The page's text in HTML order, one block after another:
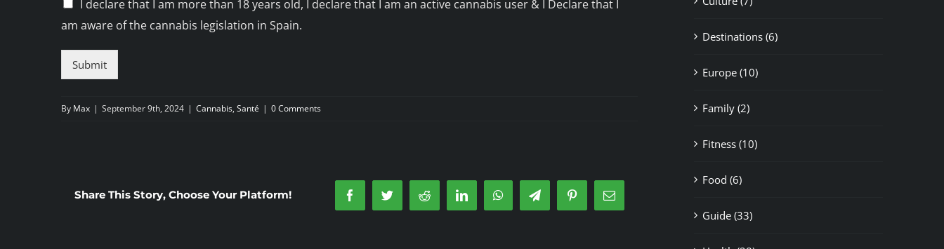
e
o
e
I declare that I am more than 18 years old, I declare that I am an active cannabis user & I Declare that I
am aware of the cannabis legislation in Spain.
Submit
By Max | September 9th, 2024 | Cannabis, Santé | 0 Comments
Share This Story, Choose Your Platform! FacebookTwitterReddit LinkedInWhatsAppTelegramPinterestEmail
Destinations (6)
Europe (10)
Family (2)
Fitness (10)
Food (6)
Guide (33)